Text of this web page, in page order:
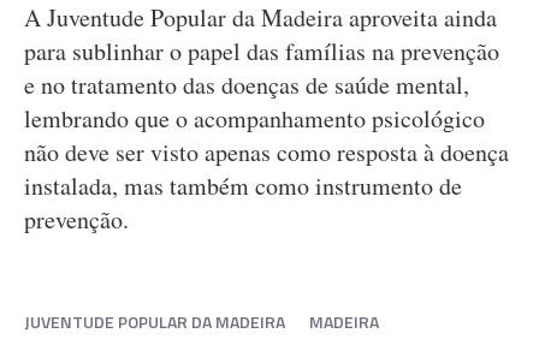
A Juventude Popular da Madeira aproveita ainda
para sublinhar o papel das famílias na prevenção
e no tratamento das doenças de saúde mental,
lembrando que o acompanhamento psicológico
não deve ser visto apenas como resposta à doença
instalada, mas também como instrumento de
prevenção.
JUVENTUDE POPULAR DA MADEIRA MADEIRA